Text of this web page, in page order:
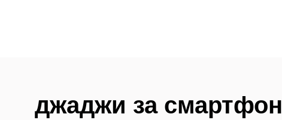
джаджи за смартфон